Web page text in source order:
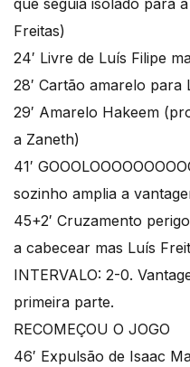
que seguia isolado para
Freitas)
24′ Livre de Luís Filipe
28′ Cartão amarelo para
29′ Amarelo Hakeem
a Zaneth)
41′
sozinho amplia a
45+2′ Cruzamento
a cabecear mas Luís
INTERVALO: 2-0.
primeira parte.
RECOMEÇOU O JOGO
46′ Expulsão de Isaac